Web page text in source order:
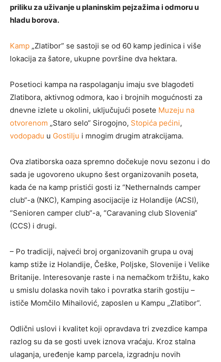
priliku za uživanje u planinskim pejzažima i odmoru u
hladu borova.
Kamp „Zlatibor” se sastoji se od 60 kamp jedinica i više
lokacija za šatore, ukupne površine dva hektara.
Posetioci kampa na raspolaganju imaju sve blagodeti
Zlatibora, aktivnog odmora, kao i brojnih mogućnosti za
dnevne izlete u okolini, uključujući posete Muzeju na
otvorenom „Staro selo“ Sirogojno, Stopića pećini,
vodopadu u Gostilju i mnogim drugim atrakcijama.
Ova zlatiborska oaza spremno dočekuje novu sezonu i do
sada je ugovoreno ukupno šest organizovanih poseta,
kada će na kamp pristići gosti iz “Nethernalnds camper
club“-a (NKC), Kamping asocijacije iz Holandije (ACSI),
“Senioren camper club“-a, “Caravaning club Slovenia“
(CCS) i drugi.
– Po tradiciji, najveći broj organizovanih grupa u ovaj
kamp stiže iz Holandije, Češke, Poljske, Slovenije i Velike
Britanije. Interesovanje raste i na nemačkom tržištu, kako
u smislu dolaska novih tako i povratka starih gostiju –
ističe Momčilo Mihailović, zaposlen u Kampu „Zlatibor“.
Odlični uslovi i kvalitet koji opravdava tri zvezdice kampa
razlog su da se gosti uvek iznova vraćaju. Kroz stalna
ulaganja, uređenje kamp parcela, izgradnju novih